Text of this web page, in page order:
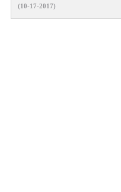
(10-17-2017)